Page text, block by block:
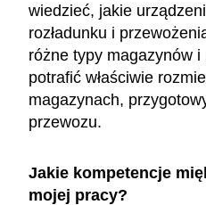
wiedzieć, jakie
rozładunku i
różne typy magazynów
potrafić właściwie
magazynach,
przewozu.
Jakie kompetencje
mojej pracy?